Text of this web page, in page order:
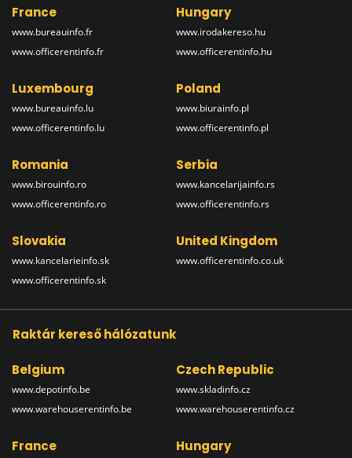
France
www.bureauinfo.fr
www.officerentinfo.fr
Hungary
www.irodakereso.hu
www.officerentinfo.hu
Luxembourg
www.bureauinfo.lu
www.officerentinfo.lu
Poland
www.biurainfo.pl
www.officerentinfo.pl
Romania
www.birouinfo.ro
www.officerentinfo.ro
Serbia
www.kancelarijainfo.rs
www.officerentinfo.rs
Slovakia
www.kancelarieinfo.sk
www.officerentinfo.sk
United Kingdom
www.officerentinfo.co.uk
Raktár kereső hálózatunk
Belgium
www.depotinfo.be
www.warehouserentinfo.be
Czech Republic
www.skladinfo.cz
www.warehouserentinfo.cz
France Hungary